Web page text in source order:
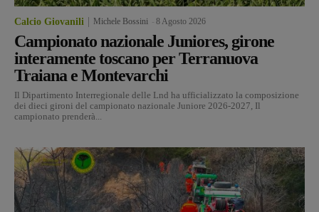
Calcio Giovanili Michele Bossini 8 Agosto 2026
Campionato nazionale Juniores, girone
interamente toscano per Terranuova
Traiana e Montevarchi
Il Dipartimento Interregionale delle Lnd ha ufficializzato la composizione
dei dieci gironi del campionato nazionale Juniore 2026-2027, Il
campionato prenderà...